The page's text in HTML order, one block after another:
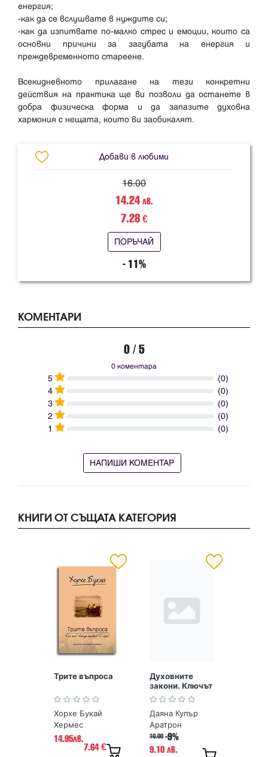
енергия;
-как да се вслушвате в нуждите си;
-как да изпитвате по-малко стрес и емоции, които са
основни причини за загубата на енергия и
преждевременното стареене.
Всекидневното прилагане на тези конкретни
действия на практика ще ви позволи да останете в
добра физическа форма и да запазите духовна
Добави в любими
16.00
14.24лв.
7.28€
ПОРЪЧАЙ
- 11%
КОМЕНТАРИ
0 / 5
0 коментара
5
(0)
4
(0)
3
(0)
2
(0)
1
(0)
НАПИШИ КОМЕНТАР
КНИГИ ОТ СЪЩАТА КАТЕГОРИЯ
Трите въпроса
Хорхе Букай
Хермес
14.95лв.
7.64€
Духовните
закони. Ключът
към небето
Даяна Купър
Аратрон
10.00 -9%
9.10 лв.